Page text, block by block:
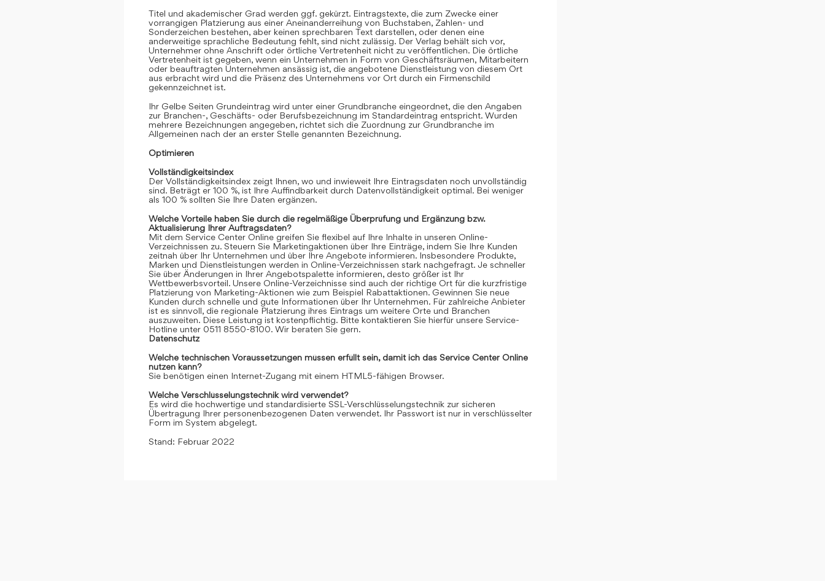
Titel und akademischer Grad werden ggf. gekürzt. Eintragstexte, die zum Zwecke einer
vorrangigen Platzierung aus einer Aneinanderreihung von Buchstaben, Zahlen- und
Sonderzeichen bestehen, aber keinen sprechbaren Text darstellen, oder denen eine
anderweitige sprachliche Bedeutung fehlt, sind nicht zulässig. Der Verlag behält sich vor,
Unternehmer ohne Anschrift oder örtliche Vertretenheit nicht zu veröffentlichen. Die örtliche
Vertretenheit ist gegeben, wenn ein Unternehmen in Form von Geschäftsräumen, Mitarbeitern
oder beauftragten Unternehmen ansässig ist, die angebotene Dienstleistung von diesem Ort
aus erbracht wird und die Präsenz des Unternehmens vor Ort durch ein Firmenschild
gekennzeichnet ist.
Ihr Gelbe Seiten Grundeintrag wird unter einer Grundbranche eingeordnet, die den Angaben
zur Branchen-, Geschäfts- oder Berufsbezeichnung im Standardeintrag entspricht. Wurden
mehrere Bezeichnungen angegeben, richtet sich die Zuordnung zur Grundbranche im
Allgemeinen nach der an erster Stelle genannten Bezeichnung.
Optimieren
Vollständigkeitsindex
Der Vollständigkeitsindex zeigt Ihnen, wo und inwieweit Ihre Eintragsdaten noch unvollständig
sind. Beträgt er 100 %, ist Ihre Auffindbarkeit durch Datenvollständigkeit optimal. Bei weniger
als 100 % sollten Sie Ihre Daten ergänzen.
Welche Vorteile haben Sie durch die regelmäßige Überprüfung und Ergänzung bzw.
Aktualisierung Ihrer Auftragsdaten?
Mit dem Service Center Online greifen Sie flexibel auf Ihre Inhalte in unseren Online-
Verzeichnissen zu. Steuern Sie Marketingaktionen über Ihre Einträge, indem Sie Ihre Kunden
zeitnah über Ihr Unternehmen und über Ihre Angebote informieren. Insbesondere Produkte,
Marken und Dienstleistungen werden in Online-Verzeichnissen stark nachgefragt. Je schneller
Sie über Änderungen in Ihrer Angebotspalette informieren, desto größer ist Ihr
Wettbewerbsvorteil. Unsere Online-Verzeichnisse sind auch der richtige Ort für die kurzfristige
Platzierung von Marketing-Aktionen wie zum Beispiel Rabattaktionen. Gewinnen Sie neue
Kunden durch schnelle und gute Informationen über Ihr Unternehmen. Für zahlreiche Anbieter
ist es sinnvoll, die regionale Platzierung ihres Eintrags um weitere Orte und Branchen
auszuweiten. Diese Leistung ist kostenpflichtig. Bitte kontaktieren Sie hierfür unsere Service-
Hotline unter 0511 8550-8100. Wir beraten Sie gern.
Datenschutz
Welche technischen Voraussetzungen müssen erfüllt sein, damit ich das Service Center Online
nutzen kann?
Sie benötigen einen Internet-Zugang mit einem HTML5-fähigen Browser.
Welche Verschlüsselungstechnik wird verwendet?
Es wird die hochwertige und standardisierte SSL-Verschlüsselungstechnik zur sicheren
Übertragung Ihrer personenbezogenen Daten verwendet. Ihr Passwort ist nur in verschlüsselter
Form im System abgelegt.
Stand: Februar 2022